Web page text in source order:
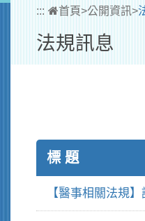
::: 首頁>公開資訊>
法規訊息
標 題
【醫事相關法規